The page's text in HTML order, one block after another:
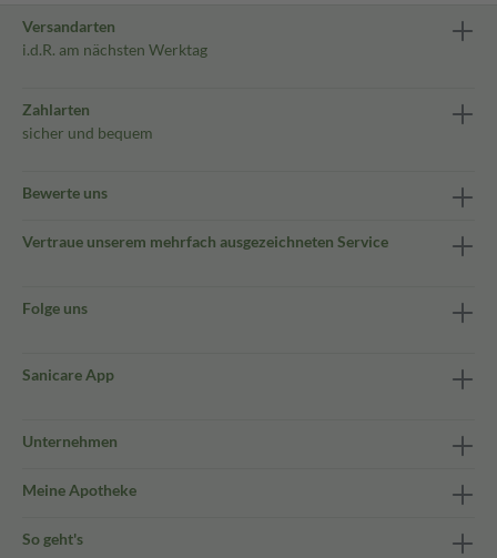
Versandarten
i.d.R. am nächsten Werktag
Zahlarten
sicher und bequem
Bewerte uns
Vertraue unserem mehrfach ausgezeichneten Service
Folge uns
Sanicare App
Unternehmen
Meine Apotheke
So geht's